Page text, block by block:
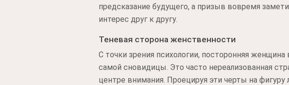
предсказание будущего, а призыв вовремя
интерес друг к другу.
Теневая сторона женственности
С точки зрения психологии, посторонняя
самой сновидицы. Это часто нереализованная
центре внимания. Проецируя эти черты на